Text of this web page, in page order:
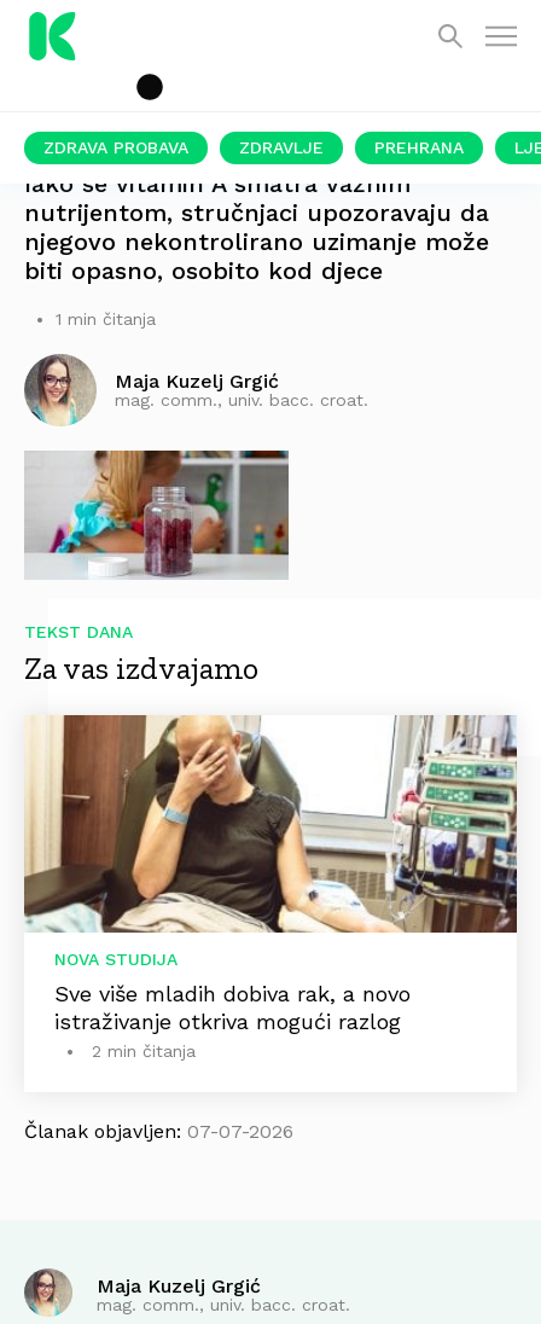
ZDRAVA PROBAVA ZDRAVLJE PREHRANA
Iako se vitamin A smatra važnim
nutrijentom, stručnjaci upozoravaju da
njegovo nekontrolirano uzimanje može
biti opasno, osobito kod djece
1 min čitanja
Maja Kuzelj Grgić
mag. comm., univ. bacc. croat.
TEKST DANA
Za vas izdvajamo
NOVA STUDIJA
Sve više mladih dobiva rak, a novo
istraživanje otkriva mogući razlog
2 min čitanja
Članak objavljen: 07-07-2026
Maja Kuzelj Grgić
mag. comm., univ. bacc. croat.